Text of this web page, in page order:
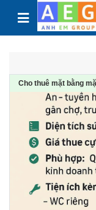
Skip to content
Cho thuê mặt bằng